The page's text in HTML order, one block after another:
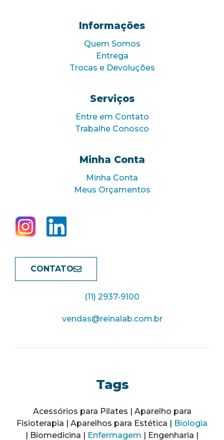
Informações
Quem Somos
Entrega
Trocas e Devoluções
Serviços
Entre em Contato
Trabalhe Conosco
Minha Conta
Minha Conta
Meus Orçamentos
CONTATO
(11) 2937-9100
vendas@reinalab.com.br
Tags
Acessórios para Pilates | Aparelho para
Fisioterapia | Aparelhos para Estética |
Biologia
| Biomedicina |
Enfermagem | Engenharia |